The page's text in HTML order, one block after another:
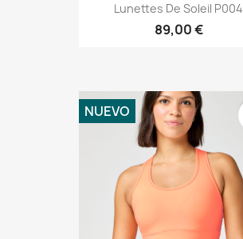
Lunettes De Soleil P004
89,00 €
NUEVO